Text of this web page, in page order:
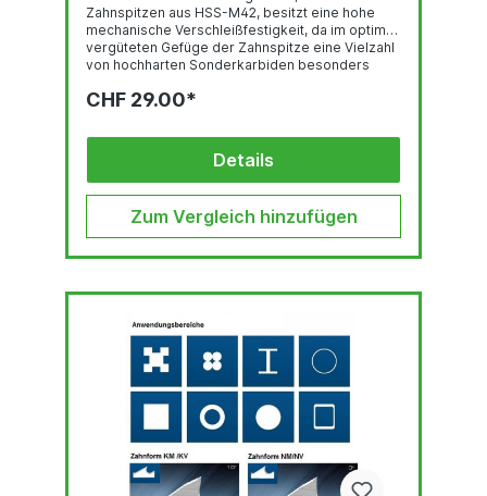
Zahnspitzen aus HSS-M42, besitzt eine hohe
mechanische Verschleißfestigkeit, da im optimal
vergüteten Gefüge der Zahnspitze eine Vielzahl
von hochharten Sonderkarbiden besonders
in einer temperaturbeständigen martensitischen
für eine sehr gute thermische
Verschleißfestigkeit. Das Trägerband aus
hochlegiertem, chromhaltigen Federstahl ist der
Garant für hervorragende
CHF 29.00*
Details
Zum Vergleich hinzufügen